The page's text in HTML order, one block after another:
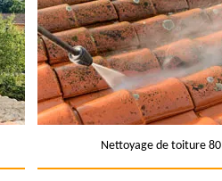
Nettoyage de toiture 80